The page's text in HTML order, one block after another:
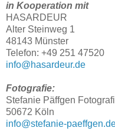
in Kooperation mit
HASARDEUR
Alter Steinweg 1
48143 Münster
Telefon: +49 251 47520
info@hasardeur.de
Fotografie:
Stefanie Päffgen
50672 Köln
info@stefanie-